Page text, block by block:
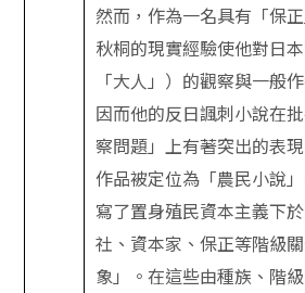
然而，作為一名具有「保
秋桐的現實經驗使他對日
「大人」）的觀察與一般
因而他的反日諷刺小說在
察問題」上有著突出的表
作品被定位為「農民小說
寫了置身殖民資本主義下
社、資本家、保正等階級
象」。在這些由種族、階